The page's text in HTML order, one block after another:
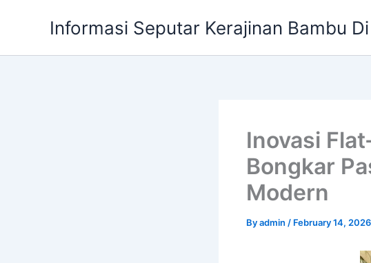
Informasi Seputar Kerajinan Bambu
Inovasi
Bongkar
Modern
Byadmin / February 14, 2026